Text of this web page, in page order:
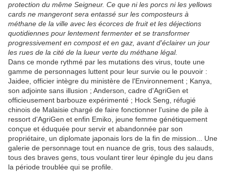
protection du même Seigneur. Ce que ni les porcs ni les yellows
cards ne mangeront sera entassé sur les composteurs à
méthane de la ville avec les écorces de fruit et les déjections
quotidiennes pour lentement fermenter et se transformer
progressivement en compost et en gaz, avant d'éclairer un jour
les rues de la cité de la lueur verte du méthane légal.
Dans ce monde rythmé par les mutations des virus, toute une
gamme de personnages luttent pour leur survie ou le pouvoir :
Jaidee, officier intègre du ministère de l'Environnement ; Kanya,
son adjointe sans illusion ; Anderson, cadre d'AgriGen et
officieusement barbouze expérimenté ; Hock Seng, réfugié
chinois de Malaisie chargé de faire fonctionner l'usine de pile à
ressort d'AgriGen et enfin Emiko, jeune femme génétiquement
conçue et éduquée pour servir et abandonnée par son
propriétaire, un diplomate japonais lors de la fin de mission... Une
galerie de personnage tout en nuance de gris, tous des salauds,
tous des braves gens, tous voulant tirer leur épingle du jeu dans
la période troublée qui se profile.